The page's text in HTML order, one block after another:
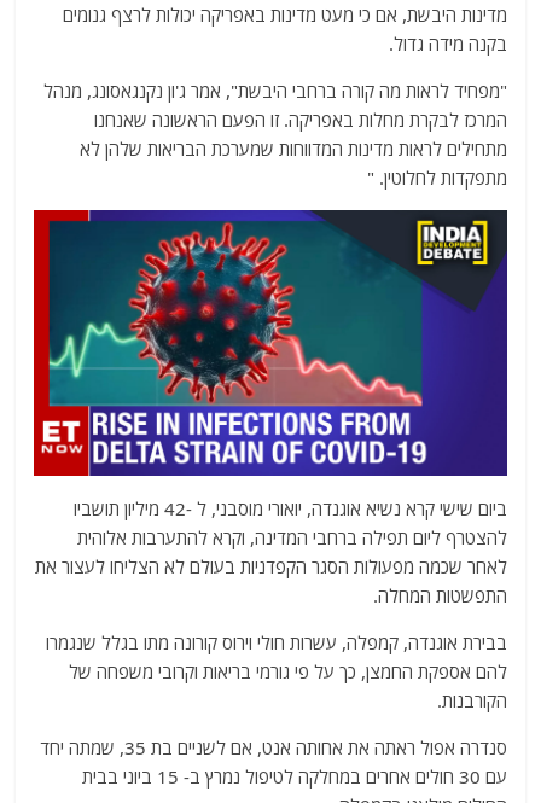
מדינות היבשת, אם כי מעט מדינות באפריקה יכולות לרצף גנומים
בקנה מידה גדול.
"מפחיד לראות מה קורה ברחבי היבשת", אמר ג'ון נקנגאסונג, מנהל
המרכז לבקרת מחלות באפריקה. זו הפעם הראשונה שאנחנו
מתחילים לראות מדינות המדווחות שמערכת הבריאות שלהן לא
מתפקדות לחלוטין. "
ביום שישי קרא נשיא אוגנדה, יואורי מוסבני, ל -42 מיליון תושביו
להצטרף ליום תפילה ברחבי המדינה, וקרא להתערבות אלוהית
לאחר שכמה מפעולות הסגר הקפדניות בעולם לא הצליחו לעצור את
התפשטות המחלה.
בבירת אוגנדה, קמפלה, עשרות חולי וירוס קורונה מתו בגלל שנגמרו
להם אספקת החמצן, כך על פי גורמי בריאות וקרובי משפחה של
הקורבנות.
סנדרה אפול ראתה את אחותה אנט, אם לשניים בת 35, שמתה יחד
עם 30 חולים אחרים במחלקה לטיפול נמרץ ב- 15 ביוני בבית